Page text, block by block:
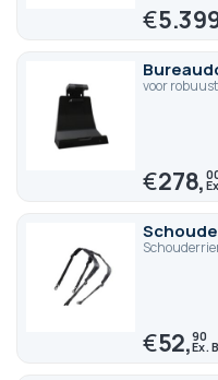
€
voor
€278,
€52,90